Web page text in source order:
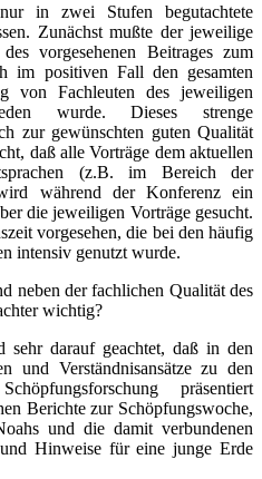
in zwei Stufen begutachtete
Zunächst mußte der jeweilige
vorgesehenen Beitrages zum
im positiven Fall den gesamten
von Fachleuten des jeweiligen
wurde. Dieses strenge
zur gewünschten guten Qualität
daß alle Vorträge dem aktuellen
(z.B. im Bereich der
während der Konferenz ein
die jeweiligen Vorträge gesucht.
vorgesehen, die bei den häufig
intensiv genutzt wurde.
neben der fachlichen Qualität des
wichtig?
darauf geachtet, daß in den
und Verständnisansätze zu den
präsentiert
Berichte zur Schöpfungswoche,
und die damit verbundenen
Hinweise für eine junge Erde